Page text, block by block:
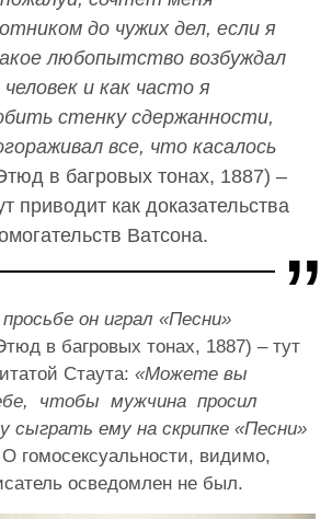
до чужих дел, если я
любопытство возбуждал
и как часто я
стенку сдержанности,
все, что касалось
в багровых тонах, 1887) –
приводит как доказательства
Ватсона.
он играл «Песни»
в багровых тонах, 1887) – тут
Стаута: «Можете вы
чтобы мужчина просил
сыграть ему на скрипке «Песни»
гомосексуальности, видимо,
осведомлен не был.